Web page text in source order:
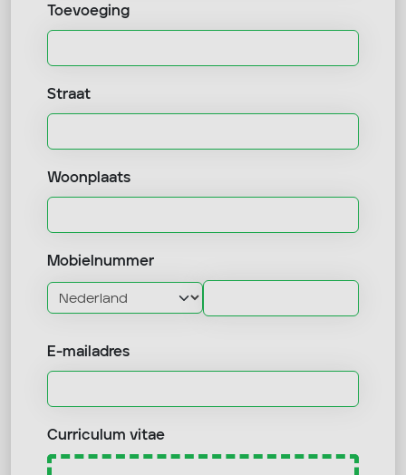
Toevoeging
Straat
Woonplaats
Mobielnummer
E-mailadres
Curriculum vitae